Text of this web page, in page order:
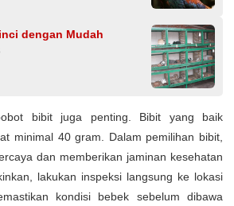
dengan Mudah
bibit juga penting. Bibit yang baik
minimal 40 gram. Dalam pemilihan bibit,
dan memberikan jaminan kesehatan
lakukan inspeksi langsung ke lokasi
kondisi bebek sebelum dibawa